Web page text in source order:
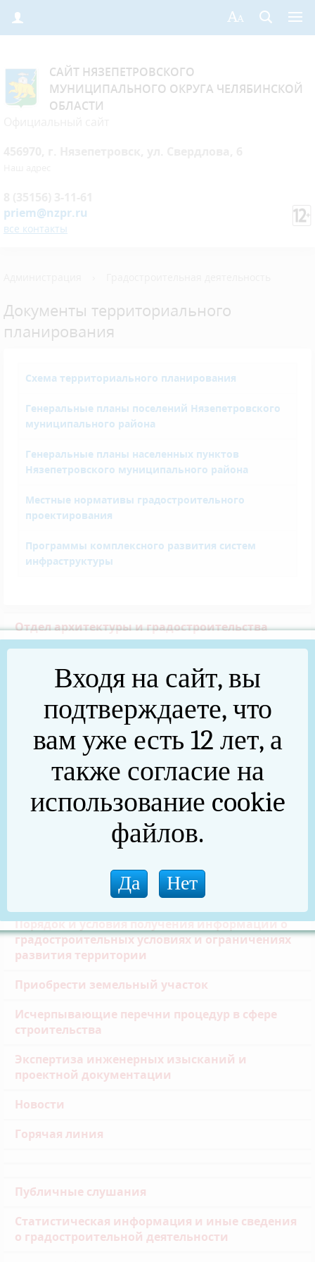
САЙТ НЯЗЕПЕТРОВСКОГО
МУНИЦИПАЛЬНОГО ОКРУГА ЧЕЛЯБИНСКОЙ
ОБЛАСТИ
priem@nzpr.ru
все контакты
Документы территориального
планирования
Схема территориального планирования
Генеральные планы поселений Нязепетровского
муниципального района
Генеральные планы населенных пунктов
Нязепетровского муниципального района
Местные нормативы градостроительного
проектирования
Программы комплексного развития систем
инфраструктуры
Отдел архитектуры и градостроительства
Документы территориального планирования
Получить услугу в сфере строительства
Правила землепользования и застройки
Документация по планировке территории
Полезные ссылки
систем в сфере градостроительной
Порядок и условия получения информации о
градостроительных условиях и ограничениях
развития территории
Приобрести земельный участок
Исчерпывающие перечни процедур в сфере
строительства
Экспертиза инженерных изысканий и
проектной документации
Новости
Горячая линия
Публичные слушания
Статистическая информация и иные сведения
о градостроительной деятельности
Входя на сайт, вы
подтверждаете, что
вам уже есть 12 лет, а
также согласие на
использование cookie
файлов.